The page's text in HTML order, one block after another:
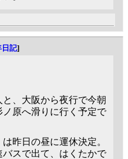
日記]
、大阪から夜行で今朝
原へ滑りに行く予定で
昨日の昼に運休決定。
スで出て、はくたかで